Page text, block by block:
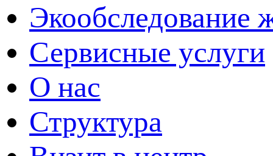
Экообследование
Сервисные услуги
О нас
Структура